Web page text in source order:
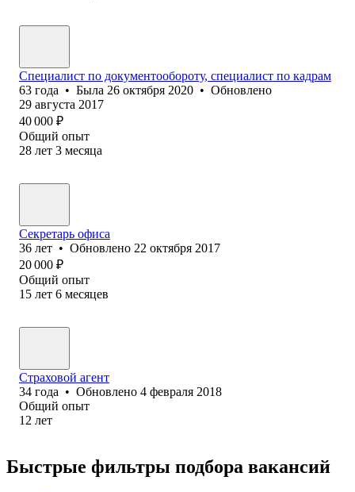
Специалист по документообороту, специалист по кадрам
63 года • Была 26 октября 2020 • Обновлено
29 августа 2017
40 000 ₽
Общий опыт
28 лет 3 месяца
Секретарь офиса
36 лет • Обновлено 22 октября 2017
20 000 ₽
Общий опыт
15 лет 6 месяцев
Страховой агент
34 года • Обновлено 4 февраля 2018
Общий опыт
12 лет
Быстрые фильтры подбора вакансий